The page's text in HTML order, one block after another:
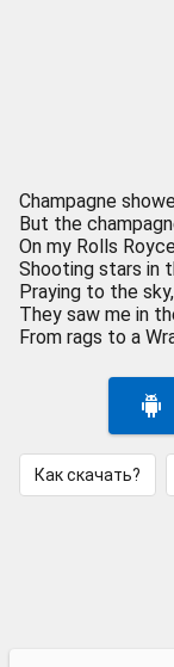
Champagne
But the
On my Rolls
Shooting stars in
Praying to the
They saw me in
From rags to a
Как скачать?